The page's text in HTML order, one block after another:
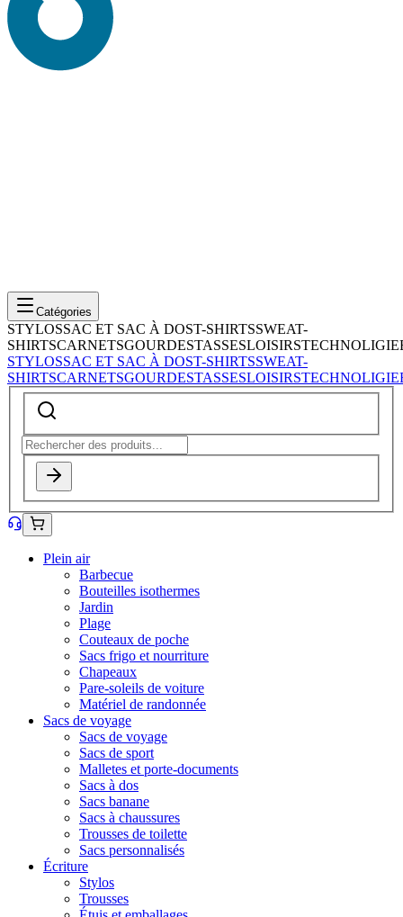
Catégories
STYLOSSAC ET SAC À DOST-SHIRTSSWEAT-
SHIRTSCARNETSGOURDESTASSESLOISIRSTECHNOLIGIE
STYLOSSAC ET SAC À DOST-SHIRTSSWEAT-
SHIRTSCARNETSGOURDESTASSESLOISIRSTECHNOLIGIE
Plein air
Barbecue
Bouteilles isothermes
Jardin
Plage
Couteaux de poche
Sacs frigo et nourriture
Chapeaux
Pare-soleils de voiture
Matériel de randonnée
Sacs de voyage
Sacs de voyage
Sacs de sport
Malletes et porte-documents
Sacs à dos
Sacs banane
Sacs à chaussures
Trousses de toilette
Sacs personnalisés
Écriture
Stylos
Trousses